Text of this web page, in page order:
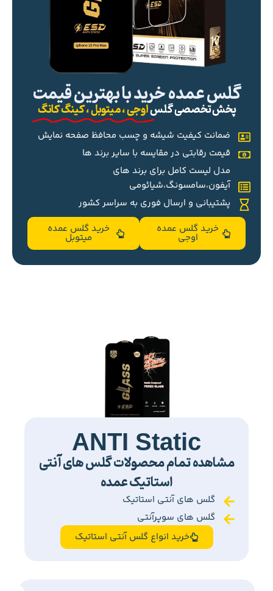
گلس عمده خرید با بهترین قیمت
پخش تخصصی گلساوجی ، میتوبل ، کینگ کانگ
ضمانت کیفیت شیشه و چسب محافظ صفحه نمایش
قیمت رقابتی در مقایسه با سایر برند ها
مدل لیست کامل برای برند های
آیفون،سامسونگ،شیائومی
پشتیبانی و ارسال فوری به سراسر کشور
خرید گلس عمده
اوجی
خرید گلس عمده
میتوبل
ANTI Static
مشاهده تمام محصولات گلس های آنتی
استاتیک عمده
گلس های آنتی استاتیک
گلس های سوپرآنتی
خرید انواع گلس آنتی استاتیک